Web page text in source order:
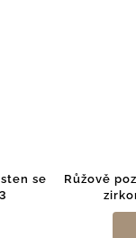
se
Růžově